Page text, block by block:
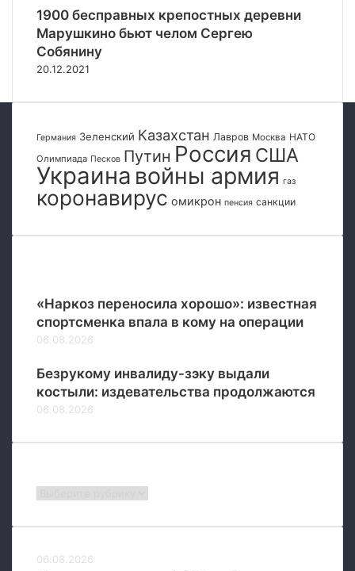
в
и
з
Р
о
с
и
о
е
т
м
ц
а
1900 бесправных крепостных деревни
Марушкино бьют челом Сергею
Собянину
20.12.2021
Германия Зеленский Казахстан Лавров Москва НАТО
Олимпиада Песков Путин Россия США
Украина войны армия газ
коронавирус омикрон пенсия санкции
«Наркоз переносила хорошо»: известная
спортсменка впала в кому на операции
06.08.2026
Безрукому инвалиду-зэку выдали
костыли: издевательства продолжаются
06.08.2026
06.08.2026